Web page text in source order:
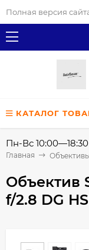
Полная версия
КАТАЛОГ
Пн-Вс 10:00—18:30
Главная
Объектив
f/2.8 DG